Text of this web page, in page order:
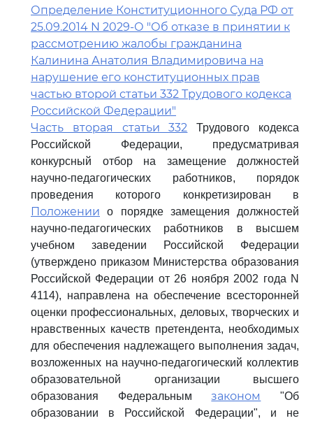
Определение Конституционного Суда РФ от
25.09.2014 N 2029-О "Об отказе в принятии к
рассмотрению жалобы гражданина
Калинина Анатолия Владимировича на
нарушение его конституционных прав
частью второй статьи 332 Трудового кодекса
Российской Федерации"
Часть вторая статьи 332 Трудового кодекса
Российской Федерации, предусматривая
конкурсный отбор на замещение должностей
научно-педагогических работников, порядок
проведения которого конкретизирован в
Положении о порядке замещения должностей
научно-педагогических работников в высшем
учебном заведении Российской Федерации
(утверждено приказом Министерства образования
Российской Федерации от 26 ноября 2002 года N
4114), направлена на обеспечение всесторонней
оценки профессиональных, деловых, творческих и
нравственных качеств претендента, необходимых
для обеспечения надлежащего выполнения задач,
возложенных на научно-педагогический коллектив
образовательной организации высшего
образования Федеральнымзаконом
"Об
образовании в Российской Федерации", и не